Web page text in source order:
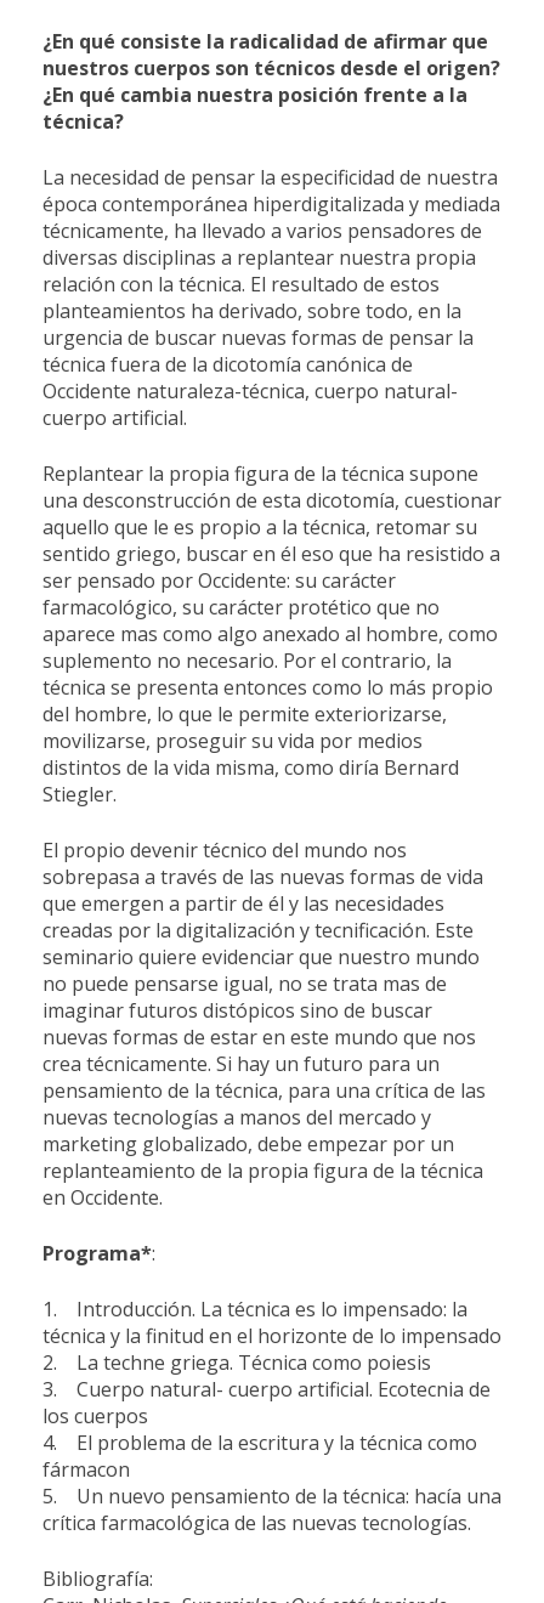
¿En qué consiste la radicalidad de afirmar que
nuestros cuerpos son técnicos desde el origen?
¿En qué cambia nuestra posición frente a la
técnica?
La necesidad de pensar la especificidad de nuestra
época contemporánea hiperdigitalizada y mediada
técnicamente, ha llevado a varios pensadores de
diversas disciplinas a replantear nuestra propia
relación con la técnica. El resultado de estos
planteamientos ha derivado, sobre todo, en la
urgencia de buscar nuevas formas de pensar la
técnica fuera de la dicotomía canónica de
Occidente naturaleza-técnica, cuerpo natural-
cuerpo artificial.
Replantear la propia figura de la técnica supone
una desconstrucción de esta dicotomía, cuestionar
aquello que le es propio a la técnica, retomar su
sentido griego, buscar en él eso que ha resistido a
ser pensado por Occidente: su carácter
farmacológico, su carácter protético que no
aparece mas como algo anexado al hombre, como
suplemento no necesario. Por el contrario, la
técnica se presenta entonces como lo más propio
del hombre, lo que le permite exteriorizarse,
movilizarse, proseguir su vida por medios
distintos de la vida misma, como diría Bernard
Stiegler.
El propio devenir técnico del mundo nos
sobrepasa a través de las nuevas formas de vida
que emergen a partir de él y las necesidades
creadas por la digitalización y tecnificación. Este
seminario quiere evidenciar que nuestro mundo
no puede pensarse igual, no se trata mas de
imaginar futuros distópicos sino de buscar
nuevas formas de estar en este mundo que nos
crea técnicamente. Si hay un futuro para un
pensamiento de la técnica, para una crítica de las
nuevas tecnologías a manos del mercado y
marketing globalizado, debe empezar por un
replanteamiento de la propia figura de la técnica
en Occidente.
Programa*:
1. Introducción. La técnica es lo impensado: la
técnica y la finitud en el horizonte de lo impensado
2. La techne griega. Técnica como poiesis
3. Cuerpo natural- cuerpo artificial. Ecotecnia de
los cuerpos
4. El problema de la escritura y la técnica como
fármacon
5. Un nuevo pensamiento de la técnica: hacía una
crítica farmacológica de las nuevas tecnologías.
Bibliografía: